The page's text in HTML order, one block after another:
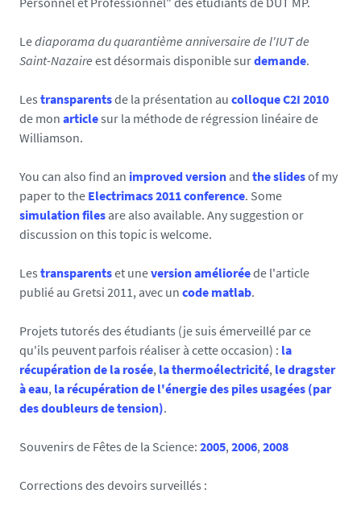
Lediaporama du quarantième anniversaire de l'IUT de
Saint-Nazaire est désormais disponible surdemande.
Les transparentsde la présentation au colloque C2I 2010
de mon articlesur la méthode de régression linéaire de
Williamson.
You can also find an improved version and the slidesof my
paper to the Electrimacs 2011 conference. Some
simulation files are also available. Any suggestion or
discussion on this topic is welcome.
Les transparentset uneversion amélioréede l'article
publié au Gretsi 2011, avec un code matlab.
Projets tutorés des étudiants (je suis émerveillé par ce
qu'ils peuvent parfois réaliser à cette occasion) : la
récupération de la rosée, la thermoélectricité, le dragster
à eau, la récupération de l'énergie des piles usagées (par
des doubleurs de tension).
Souvenirs de Fêtes de la Science: 2005, 2006, 2008
Corrections des devoirs surveillés :